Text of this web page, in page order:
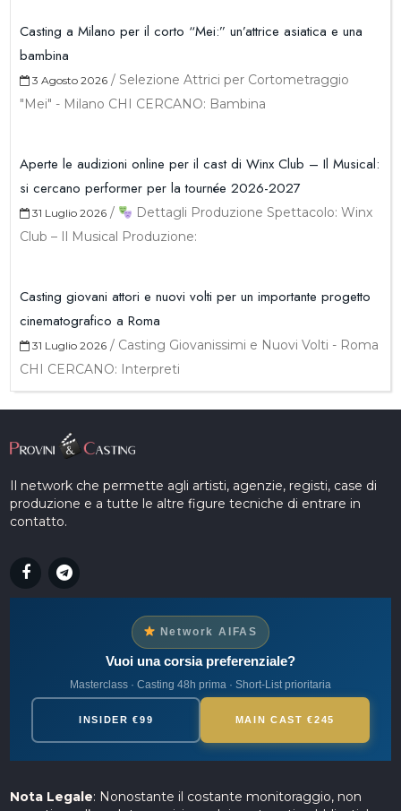
Casting a Milano per il corto “Mei:” un’attrice asiatica e una
bambina
3 Agosto 2026 / Selezione Attrici per Cortometraggio
"Mei" - Milano CHI CERCANO: Bambina
Aperte le audizioni online per il cast di Winx Club – Il Musical:
si cercano performer per la tournée 2026-2027
31 Luglio 2026 /
Dettagli Produzione Spettacolo: Winx
Club – Il Musical Produzione:
Casting giovani attori e nuovi volti per un importante progetto
cinematografico a Roma
31 Luglio 2026 / Casting Giovanissimi e Nuovi Volti - Roma
CHI CERCANO: Interpreti
Il network che permette agli artisti, agenzie, registi, case di
produzione e a tutte le altre figure tecniche di entrare in
contatto.
Network AIFAS
Vuoi una corsia preferenziale?
Masterclass · Casting 48h prima · Short-List prioritaria
INSIDER €99 MAIN CAST €245
Nota Legale: Nonostante il costante monitoraggio, non